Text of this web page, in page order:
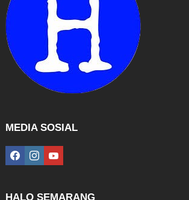
MEDIA SOSIAL
facebookinstagramyoutube
HALO SEMARANG